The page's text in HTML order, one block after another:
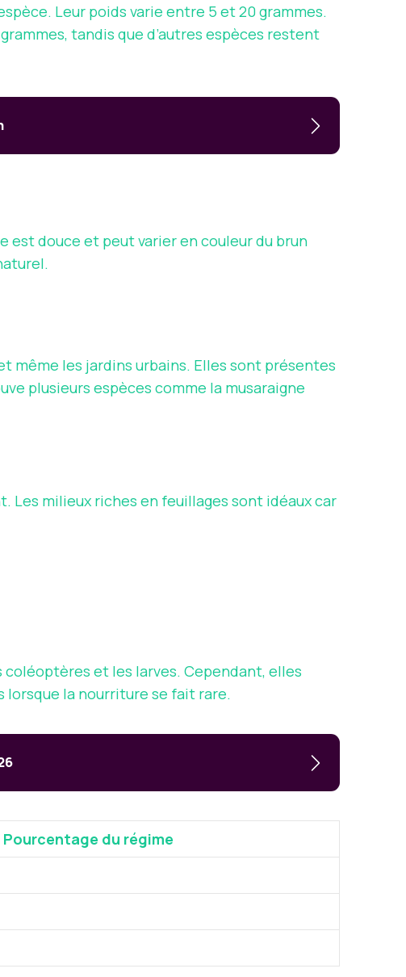
Leur poids varie entre 5 et 20 grammes.
tandis que d’autres espèces restent
est douce et peut varier en couleur du brun
même les jardins urbains. Elles sont présentes
plusieurs espèces comme la musaraigne
Les milieux riches en feuillages sont idéaux car
et les larves. Cependant, elles
lorsque la nourriture se fait rare.
Pourcentage du régime